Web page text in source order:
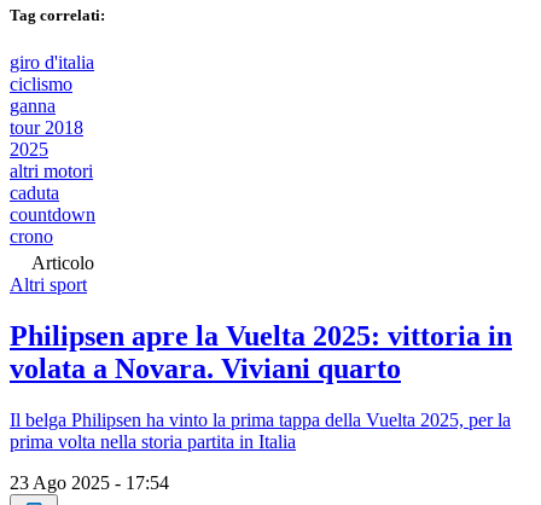
Tag correlati:
giro d'italia
ciclismo
ganna
tour 2018
2025
altri motori
caduta
countdown
crono
Articolo
Altri sport
Philipsen apre la Vuelta 2025: vittoria in
volata a Novara. Viviani quarto
Il belga Philipsen ha vinto la prima tappa della Vuelta 2025, per la
prima volta nella storia partita in Italia
23 Ago 2025 - 17:54